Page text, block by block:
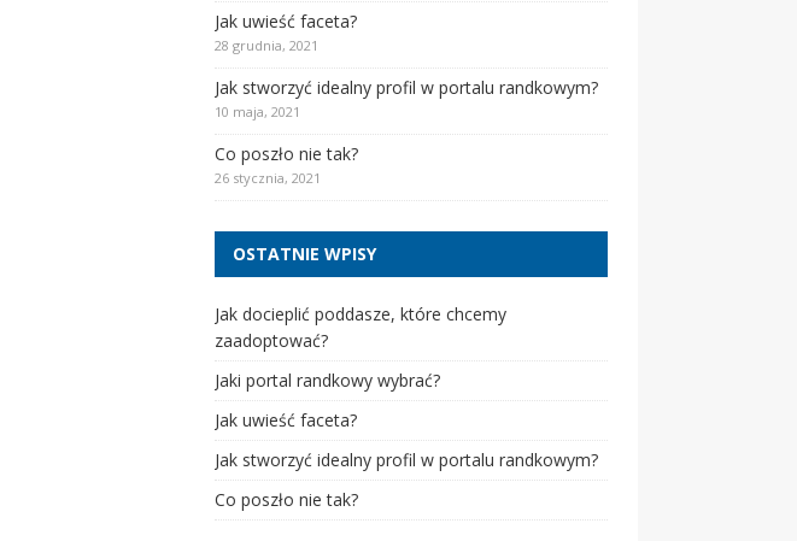
Jak uwieść faceta?
28 grudnia, 2021
Jak stworzyć idealny profil w portalu randkowym?
10 maja, 2021
Co poszło nie tak?
26 stycznia, 2021
OSTATNIE WPISY
Jak docieplić poddasze, które chcemy
zaadoptować?
Jaki portal randkowy wybrać?
Jak uwieść faceta?
Jak stworzyć idealny profil w portalu randkowym?
Co poszło nie tak?